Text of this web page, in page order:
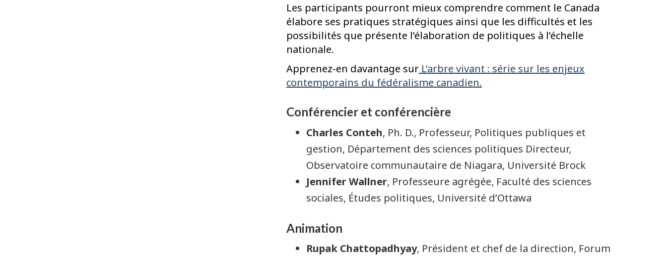
Les participants pourront mieux comprendre comment le Canada
élabore ses pratiques stratégiques ainsi que les difficultés et les
possibilités que présente l’élaboration de politiques à l’échelle
nationale.
Apprenez-en davantage sur L’arbre vivant : série sur les enjeux
contemporains du fédéralisme canadien.
Conférencier et conférencière
Charles Conteh, Ph. D., Professeur, Politiques publiques et
gestion, Département des sciences politiques Directeur,
Observatoire communautaire de Niagara, Université Brock
Jennifer Wallner, Professeure agrégée, Faculté des sciences
sociales, Études politiques, Université d’Ottawa
Animation
Rupak Chattopadhyay, Président et chef de la direction, Forum